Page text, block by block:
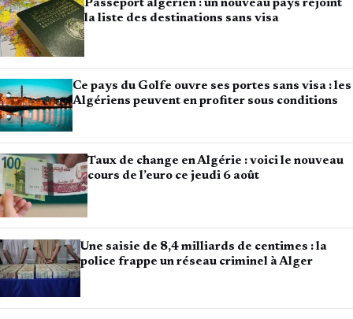
Passeport algérien : un nouveau pays rejoint
la liste des destinations sans visa
Ce pays du Golfe ouvre ses portes sans visa : les
Algériens peuvent en profiter sous conditions
Taux de change en Algérie : voici le nouveau
cours de l’euro ce jeudi 6 août
Une saisie de 8,4 milliards de centimes : la
police frappe un réseau criminel à Alger